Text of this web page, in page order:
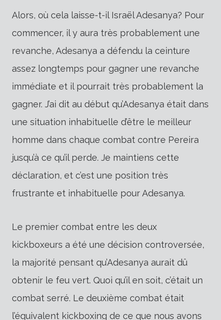
Alors, où cela laisse-t-il Israël Adesanya? Pour
commencer, il y aura très probablement une
revanche, Adesanya a défendu la ceinture
assez longtemps pour gagner une revanche
immédiate et il pourrait très probablement la
gagner. J’ai dit au début qu’Adesanya était dans
une situation inhabituelle d’être le meilleur
homme dans chaque combat contre Pereira
jusqu’à ce qu’il perde. Je maintiens cette
déclaration, et c’est une position très
frustrante et inhabituelle pour Adesanya.
Le premier combat entre les deux
kickboxeurs a été une décision controversée,
la majorité pensant qu’Adesanya aurait dû
obtenir le feu vert. Quoi qu’il en soit, c’était un
combat serré. Le deuxième combat était
l’équivalent kickboxing de ce que nous avons